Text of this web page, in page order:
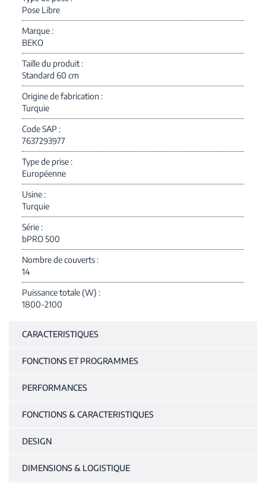
Pose Libre
Marque
BEKO
Taille du produit
Standard 60 cm
Origine de fabrication
Turquie
Code SAP
7637293977
Type de prise
Européenne
Usine
Turquie
Série
bPRO 500
Nombre de couverts
14
Puissance totale (W)
1800-2100
CARACTERISTIQUES
FONCTIONS ET PROGRAMMES
PERFORMANCES
FONCTIONS & CARACTERISTIQUES
DESIGN
DIMENSIONS & LOGISTIQUE